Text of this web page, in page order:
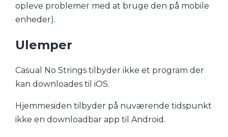
opleve problemer med at bruge den på mobile
enheder).
Ulemper
Casual No Strings tilbyder ikke et program der
kan downloades til iOS.
Hjemmesiden tilbyder på nuværende tidspunkt
ikke en downloadbar app til Android.